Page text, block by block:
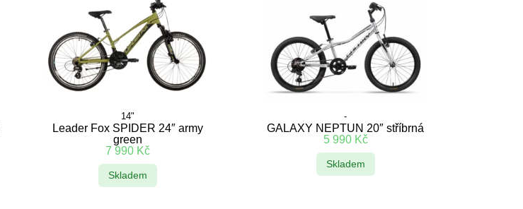
14"
Leader Fox SPIDER 24″ army
green
7 990 Kč
Skladem
-
GALAXY NEPTUN 20″ stříbrná
5 990 Kč
Skladem